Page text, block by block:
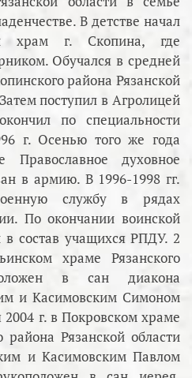
В детстве начал
храм г. Скопина, где
Обучался в средней
района Рязанской
поступил в Агролицей
по специальности
г. Осенью того же года
Православное духовное
в армию. В 1996-1998 гг.
службу в рядах
По окончании воинской
в состав учащихся РПДУ. 2
храме Рязанского
в сан диакона
и Касимовским Симоном
г. в Покровском храме
района Рязанской области
и Касимовским Павлом